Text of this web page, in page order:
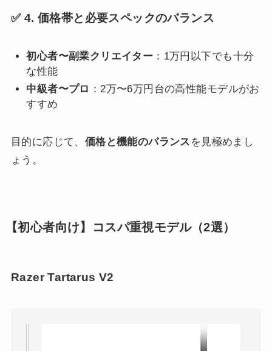
✅ 4. 価格帯と必要スペックのバランス
初心者〜副業クリエイター ：1万円以下でも十分
な性能
中級者〜プロ ：2万〜6万円台の高性能モデルがお
すすめ
目的に応じて、 価格と機能のバランス を見極めまし
ょう。
【初心者向け】コスパ重視モデル（2選）
Razer Tartarus V2